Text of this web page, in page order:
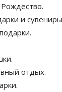
и
отдых.